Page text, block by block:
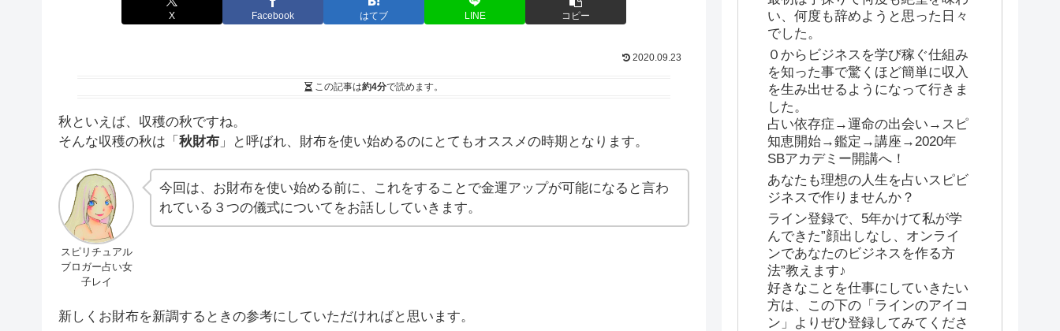
X Facebook はてブ LINE コピー
2020.09.23
この記事は約4分で読めます。
秋といえば、収穫の秋ですね。
そんな収穫の秋は「 秋財布 」と呼ばれ、財布を使い始めるのにとてもオススメの時期となります。
スピリチュアル
ブロガー占い女
子レイ
今回は、お財布を使い始める前に、これをすることで金運アップが可能になると言わ
れている３つの儀式についてをお話ししていきます。
新しくお財布を新調するときの参考にしていただければと思います。
い、何度も辞めようと思った日々
でした。
０からビジネスを学び稼ぐ仕組み
を知った事で驚くほど簡単に収入
を生み出せるようになって行きま
した。
占い依存症→運命の出会い→スピ
知恵開始→鑑定→講座→2020年
SBアカデミー開講へ！
あなたも理想の人生を占いスピビ
ジネスで作りませんか？
ライン登録で、5年かけて私が学
んできた”顔出しなし、オンライ
ンであなたのビジネスを作る方
法”教えます♪
好きなことを仕事にしていきたい
方は、この下の「ラインのアイコ
ン」よりぜひ登録してみてくださ